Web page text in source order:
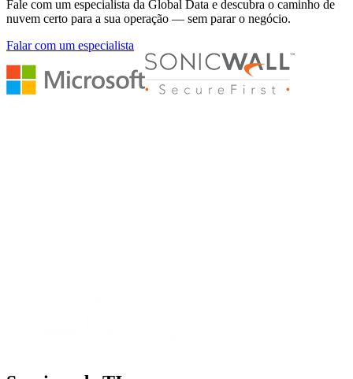
Fale com um especialista da Global Data e descubra o caminho de
nuvem certo para a sua operação — sem parar o negócio.
Falar com um especialista